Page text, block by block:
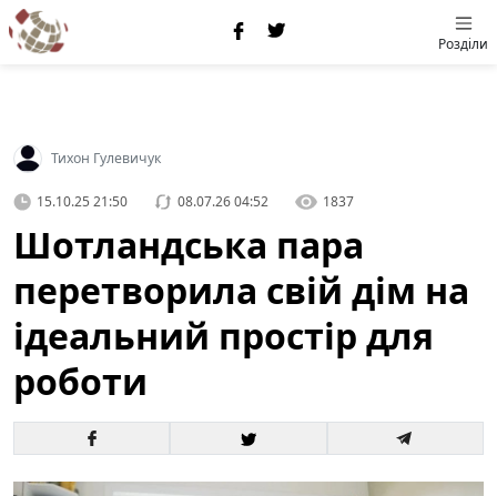
Розділи
Тихон Гулевичук
15.10.25 21:50 08.07.26 04:52 1837
Шотландська пара
перетворила свій дім на
ідеальний простір для
роботи